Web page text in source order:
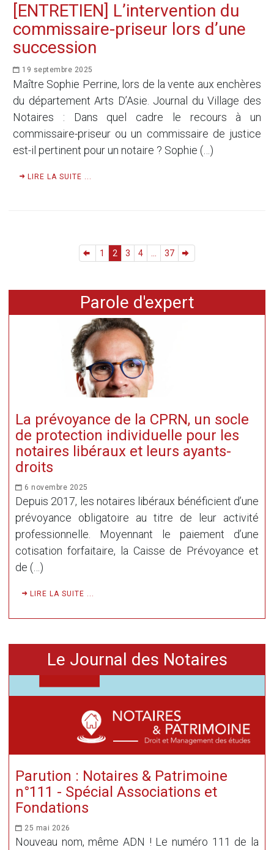
[ENTRETIEN] L’intervention du
commissaire-priseur lors d’une
succession
19 septembre 2025
Maître Sophie Perrine, lors de la vente aux enchères
du département Arts D’Asie. Journal du Village des
Notaires : Dans quel cadre le recours à un
commissaire-priseur ou un commissaire de justice
est-il pertinent pour un notaire ? Sophie (…)
LIRE LA SUITE ...
1 2 3 4 37
Parole d'expert
La prévoyance de la CPRN, un socle
de protection individuelle pour les
notaires libéraux et leurs ayants-
droits
6 novembre 2025
Depuis 2017, les notaires libéraux bénéficient d’une
prévoyance obligatoire au titre de leur activité
professionnelle. Moyennant le paiement d’une
cotisation forfaitaire, la Caisse de Prévoyance et
de (…)
LIRE LA SUITE ...
Le Journal des Notaires
Parution : Notaires & Patrimoine
n°111 - Spécial Associations et
Fondations
25 mai 2026
Nouveau nom, même ADN ! Le numéro 111 de la